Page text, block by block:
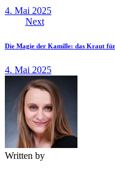
4. Mai 2025
Next
Die Magie der Kamille: das Kraut
4. Mai 2025
Written by